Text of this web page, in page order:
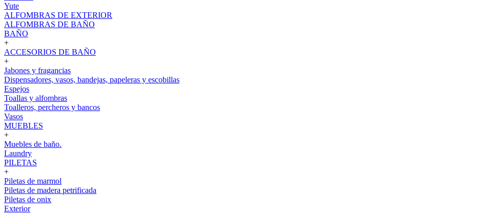
Yute
ALFOMBRAS DE EXTERIOR
ALFOMBRAS DE BAÑO
BAÑO
+
ACCESORIOS DE BAÑO
+
Jabones y fragancias
Dispensadores, vasos, bandejas, papeleras y escobillas
Espejos
Toallas y alfombras
Toalleros, percheros y bancos
Vasos
MUEBLES
+
Muebles de baño.
Laundry
PILETAS
+
Piletas de marmol
Piletas de madera petrificada
Piletas de onix
Exterior